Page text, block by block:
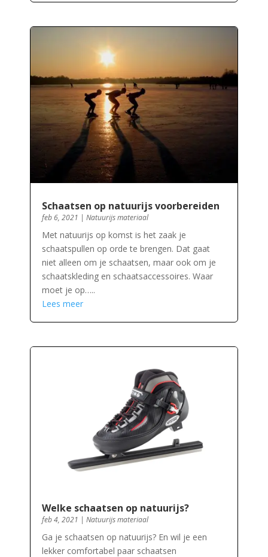
Schaatsen op natuurijs voorbereiden
feb 6, 2021 | Natuurijs materiaal
Met natuurijs op komst is het zaak je
schaatspullen op orde te brengen. Dat gaat
niet alleen om je schaatsen, maar ook om je
schaatskleding en schaatsaccessoires. Waar
moet je op…..
Lees meer
Welke schaatsen op natuurijs?
feb 4, 2021 | Natuurijs materiaal
Ga je schaatsen op natuurijs? En wil je een
lekker comfortabel paar schaatsen